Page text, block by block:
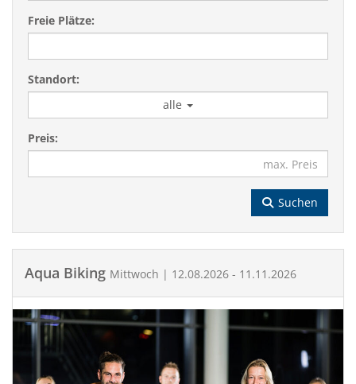
Freie Plätze:
Standort:
alle
Preis:
Suchen
Aqua Biking Mittwoch | 12.08.2026 - 11.11.2026